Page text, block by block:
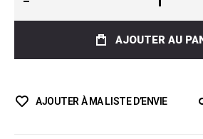
AJOUTER AU
AJOUTER À MA LISTE D’ENVIE